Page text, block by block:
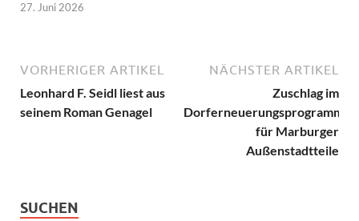
27. Juni 2026
VORHERIGER ARTIKEL
Leonhard F. Seidl liest aus
seinem Roman Genagel
NÄCHSTER ARTIKEL
Zuschlag im
Dorferneuerungsprogramm
für Marburger
Außenstadtteile
SUCHEN